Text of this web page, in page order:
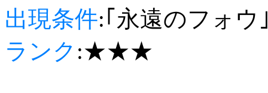
出現条件:｢永遠のフォウ
ランク :★★★